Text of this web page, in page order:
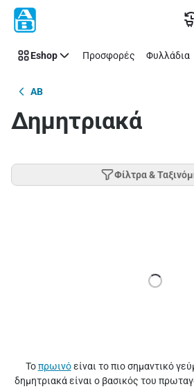
Παράλειψη
Eshop Προσφορές Φυλλάδια
AB
Δημητριακά
Φίλτρα &
Τοπρωινόείναι το πιο σημαντικό
δημητριακά είναι ο βασικός του